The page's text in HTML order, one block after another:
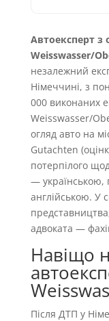
Автоексперт з
Weisswasser/
незалежний
Німеччині, з
000 виконаних
Weisswasser/
огляд авто на
Gutachten
потерпілого
— українською,
англійською. У
адвоката —
Навіщо
Після ДТП у